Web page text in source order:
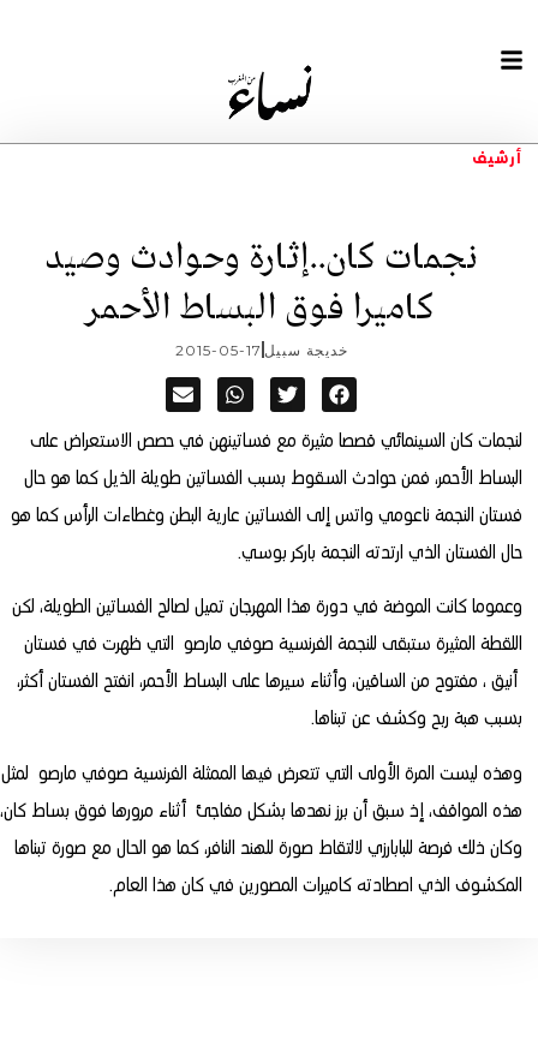
أرشيف
نجمات كان..إثارة وحوادث وصيد
كاميرا فوق البساط الأحمر
خديجة سبيل 2015-05-17
لنجمات كان السينمائي قصصا مثيرة مع فساتينهن في حصص الاستعراض على
البساط الأحمر، فمن حوادث السقوط بسبب الفساتين طويلة الذيل كما هو حال
فستان النجمة ناعومي واتس إلى الفساتين عارية البطن وغطاءات الرأس كما هو
حال الفستان الذي ارتدته النجمة باركر بوسي.
وعموما كانت الموضة في دورة هذا المهرجان تميل لصالح الفساتين الطويلة، لكن
اللقطة المثيرة ستبقى للنجمة الفرنسية صوفي مارصو التي ظهرت في فستان
أنيق ، مفتوح من الساقين، وأثناء سيرها على البساط الأحمر، انفتح الفستان أكثر،
بسبب هبة ربح وكشف عن تبناها.
وهذه ليست المرة الأولى التي تتعرض فيها الممثلة الفرنسية صوفي مارصو لمثل
هذه المواقف، إذ سبق أن برز نهدها بشكل مفاجئ أثناء مرورها فوق بساط كان،
وكان ذلك فرصة للبابارزي لالتقاط صورة للهند النافر، كما هو الحال مع صورة تبناها
المكشوف الذي اصطادته كاميرات المصورين في كان هذا العام.